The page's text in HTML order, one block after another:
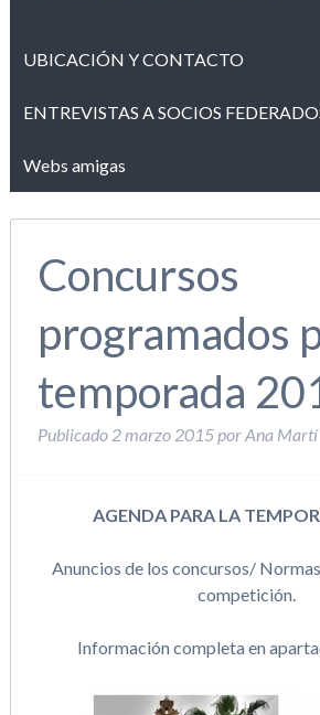
UBICACIÓN Y CONTACTO
ENTREVISTAS A SOCIOS
Webs amigas
Concursos
programados
temporada
Publicado 2 marzo 2015 porAna Martí
AGENDA PARA LA
Anuncios de los concursos/
competición.
Información completa en